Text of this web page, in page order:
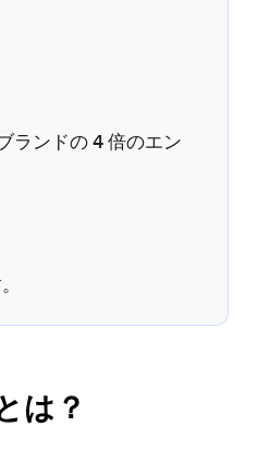
ランドの 4 倍のエン
は？